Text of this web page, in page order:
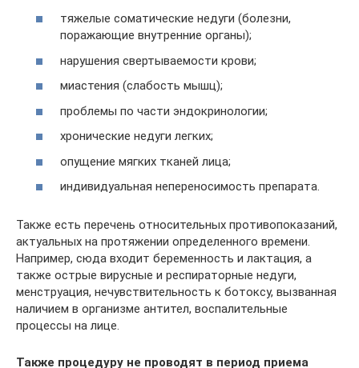
тяжелые соматические недуги (болезни,
поражающие внутренние органы);
нарушения свертываемости крови;
миастения (слабость мышц);
проблемы по части эндокринологии;
хронические недуги легких;
опущение мягких тканей лица;
индивидуальная непереносимость препарата.
Также есть перечень относительных противопоказаний,
актуальных на протяжении определенного времени.
Например, сюда входит беременность и лактация, а
также острые вирусные и респираторные недуги,
менструация, нечувствительность к ботоксу, вызванная
наличием в организме антител, воспалительные
процессы на лице.
Также процедуру не проводят в период приема